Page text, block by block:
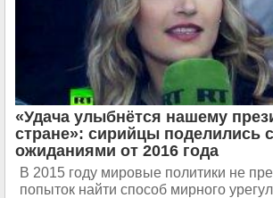
«Удача улыбнётся нашему
стране»: сирийцы поделились
ожиданиями от 2016 года
В 2015 году мировые политики не
попыток найти способ мирного